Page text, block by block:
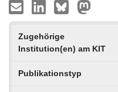
Zugehörige
Institution(en) am KIT
Publikationstyp